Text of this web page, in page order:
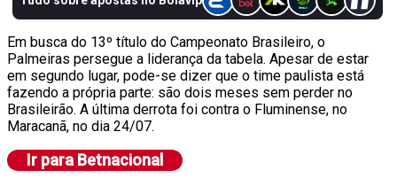
Em busca do 13º título do Campeonato Brasileiro, o
Palmeiras persegue a liderança da tabela. Apesar de estar
em segundo lugar, pode-se dizer que o time paulista está
fazendo a própria parte: são dois meses sem perder no
Brasileirão. A última derrota foi contra o Fluminense, no
Maracanã, no dia 24/07.